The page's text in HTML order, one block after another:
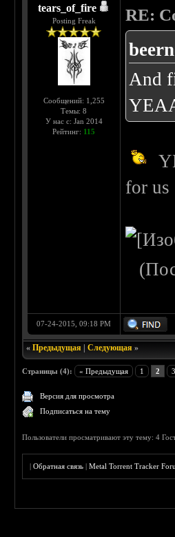
tears_of_fire
Posting Freak
Сообщений: 1,255
Темы: 8
У нас с: Jan 2014
Рейтинг: 115
RE:
And
for us
07-24-2015, 09:18 PM
«Предыдущая |Следующая »
Страницы (4): « Предыдущая 1 2 3
Версия для просмотра
Подписаться на тему
Пользователи просматривают эту тему: 4
|Обратная связь |Metal Torrent Tracker